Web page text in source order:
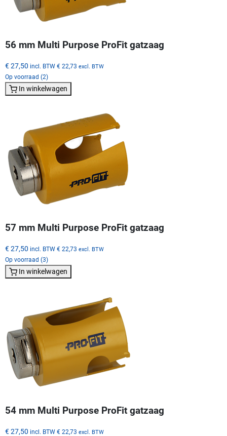
56 mm Multi Purpose ProFit gatzaag
€ 27,50 incl. BTW € 22,73 excl. BTW
Op voorraad (2)
In winkelwagen
57 mm Multi Purpose ProFit gatzaag
€ 27,50 incl. BTW € 22,73 excl. BTW
Op voorraad (3)
In winkelwagen
54 mm Multi Purpose ProFit gatzaag
€ 27,50 incl. BTW € 22,73 excl. BTW